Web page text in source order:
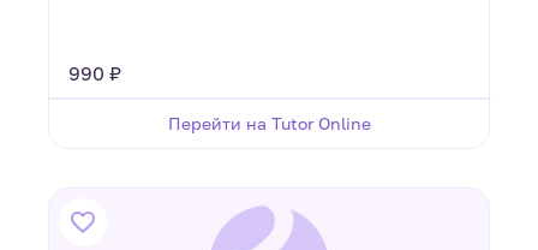
990 ₽
Перейти на Tutor Online